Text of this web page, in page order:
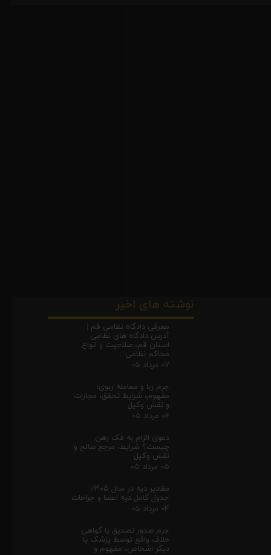
نوشته های اخیر
معرفی دادگاه نظامی قم |
آدرس دادگاه های نظامی
استان قم، صلاحیت و انواع
محاکم نظامی
۰۷ مرداد ۰۵
جرم ربا و معامله ربوی؛
مفهوم، شرایط تحقق، مجازات
و نقش وکیل
۰۶ مرداد ۰۵
دعوی الزام به فک رهن
چیست؟ شرایط، مرجع صالح و
نقش وکیل
۰۵ مرداد ۰۵
مقادیر دیه در سال ۱۴۰۵؛
جدول کامل دیه اعضا و جراحات
۰۴ مرداد ۰۵
جرم صدور تصدیق یا گواهی
خلاف واقع توسط پزشک یا
دیگر اشخاص، مفهوم و